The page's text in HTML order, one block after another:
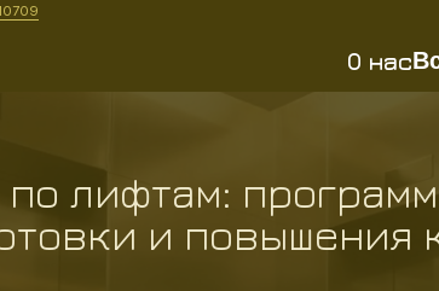
О нас
лифтам:
и повышения